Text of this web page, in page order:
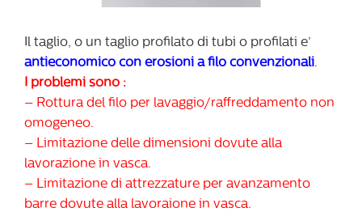
Il taglio, o un taglio profilato di tubi o profilati e’
antieconomico con erosioni a filo convenzionali.
I problemi sono :
– Rottura del filo per lavaggio/raffreddamento non
omogeneo.
– Limitazione delle dimensioni dovute alla
lavorazione in vasca.
– Limitazione di attrezzature per avanzamento
barre dovute alla lavoraione in vasca.